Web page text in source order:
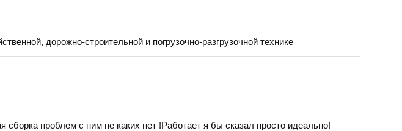
дорожно-строительной и погрузочно-разгрузочной технике
проблем с ним не каких нет !Работает я бы сказал просто идеально!